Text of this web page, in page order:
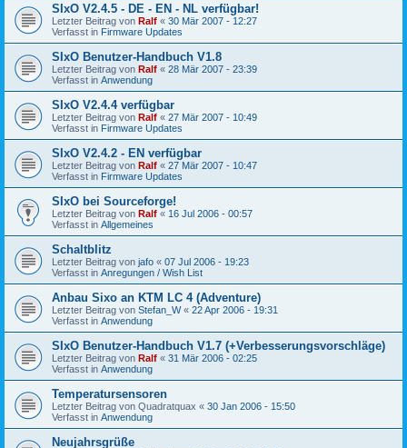
SIxO V2.4.5 - DE - EN - NL verfügbar!
Letzter Beitrag von Ralf « 30 Mär 2007 - 12:27
Verfasst in Firmware Updates
SIxO Benutzer-Handbuch V1.8
Letzter Beitrag von Ralf « 28 Mär 2007 - 23:39
Verfasst in Anwendung
SIxO V2.4.4 verfügbar
Letzter Beitrag von Ralf « 27 Mär 2007 - 10:49
Verfasst in Firmware Updates
SIxO V2.4.2 - EN verfügbar
Letzter Beitrag von Ralf « 27 Mär 2007 - 10:47
Verfasst in Firmware Updates
SIxO bei Sourceforge!
Letzter Beitrag von Ralf « 16 Jul 2006 - 00:57
Verfasst in Allgemeines
Schaltblitz
Letzter Beitrag von jafo « 07 Jul 2006 - 19:23
Verfasst in Anregungen / Wish List
Anbau Sixo an KTM LC 4 (Adventure)
Letzter Beitrag von Stefan_W« 22 Apr 2006 - 19:31
Verfasst in Anwendung
SIxO Benutzer-Handbuch V1.7 (+Verbesserungsvorschläge)
Letzter Beitrag von Ralf « 31 Mär 2006 - 02:25
Verfasst in Anwendung
Temperatursensoren
Letzter Beitrag von Quadratquax « 30 Jan 2006 - 15:50
Verfasst in Anwendung
Neujahrsgrüße